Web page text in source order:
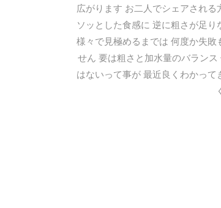
広がります お二人でシェアされ
ソッとした食感に 逆に粗さが足
様々で見極めるまでは 何度か失
せん 要は粗さと加水量のバラン
はないって事が 最近良くわかっ